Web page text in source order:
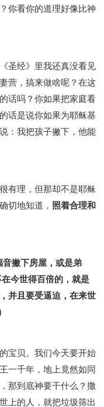
你看你的道理好像比神
圣经》里我还真没看见
营，搞来做啥呢？在这
话吗？你如果把家庭看
话是说你如果为耶稣基
：我把孩子撇下，他能
有理，但那却不是耶稣
切地知道， 照着合理和
撇下房屋，或是弟
今世得百倍的，就是
并且要受逼迫，在来世
宝贝。我们今天要开始
一千年，地上竟然如同
那到底神要干什么？撒
上的人，就把垃圾筛出